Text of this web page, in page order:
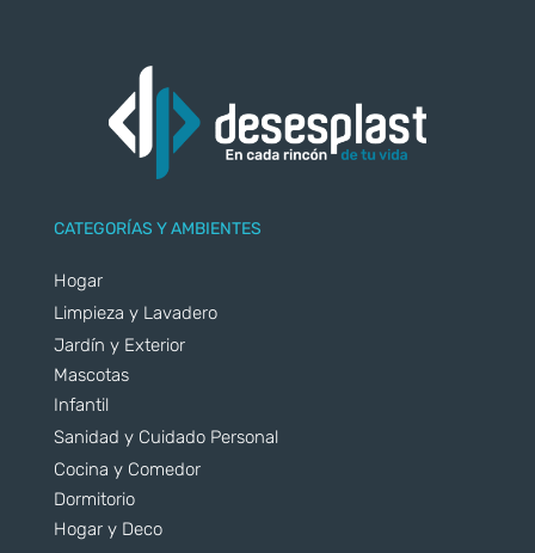
CATEGORÍAS Y AMBIENTES
Hogar
Limpieza y Lavadero
Jardín y Exterior
Mascotas
Infantil
Sanidad y Cuidado Personal
Cocina y Comedor
Dormitorio
Hogar y Deco